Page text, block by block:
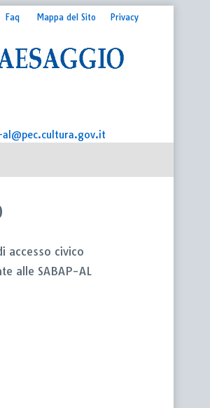
Faq Mappa del Sito Privacy
al@pec.cultura.gov.it
accesso civico
alle SABAP-AL